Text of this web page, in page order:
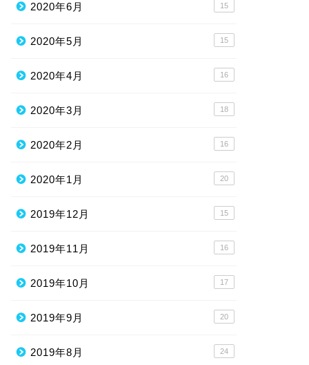
2020年6月 15
2020年5月 15
2020年4月 16
2020年3月 18
2020年2月 16
2020年1月 20
2019年12月 15
2019年11月 16
2019年10月 17
2019年9月 20
2019年8月 24